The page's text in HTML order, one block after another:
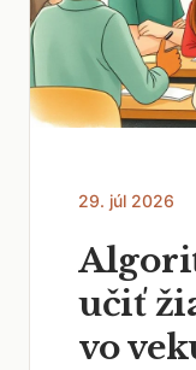
29. júl 2026
učiť
vo